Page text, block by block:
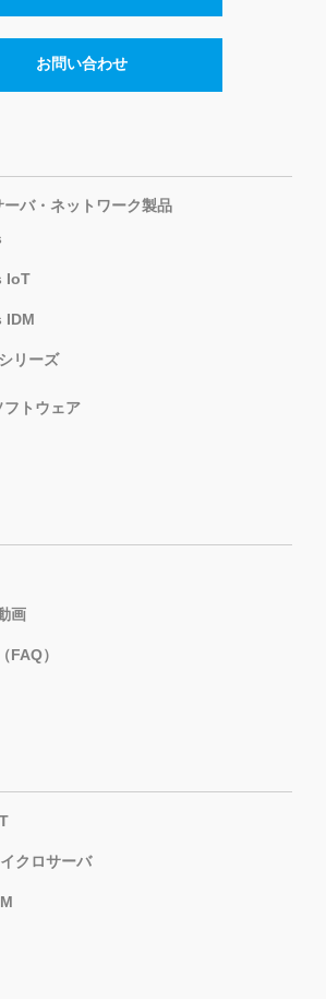
お問い合わせ
バ・ネットワーク製品
IoT
IDM
リーズ
トウェア
画
FAQ）
クロサーバ